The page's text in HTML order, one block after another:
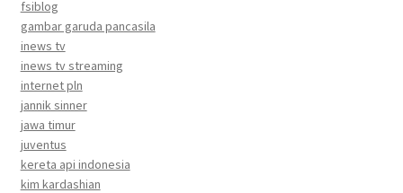
fsiblog
gambar garuda pancasila
inews tv
inews tv streaming
internet pln
jannik sinner
jawa timur
juventus
kereta api indonesia
kim kardashian